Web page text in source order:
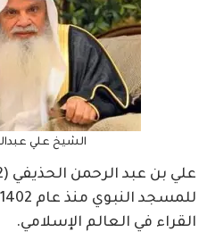
الشيخ علي
القراء في العالم الإسلامي.